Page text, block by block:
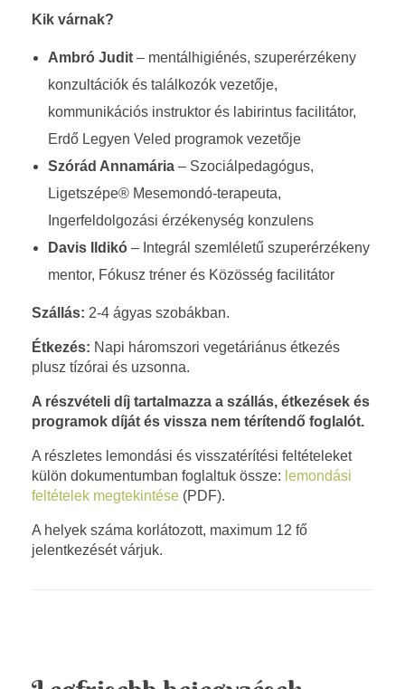
Kik várnak?
Ambró Judit– mentálhigiénés, szuperérzékeny
konzultációk és találkozók vezetője,
kommunikációs instruktor és labirintus facilitátor,
Erdő Legyen Veled programok vezetője
Szórád Annamária– Szociálpedagógus,
Ligetszépe® Mesemondó-terapeuta,
Ingerfeldolgozási érzékenység konzulens
Davis Ildikó– Integrál szemléletű szuperérzékeny
mentor, Fókusz tréner és Közösség facilitátor
Szállás: 2-4 ágyas szobákban.
Étkezés: Napi háromszori vegetáriánus étkezés
plusz tízórai és uzsonna.
A részvételi díj tartalmazza a szállás, étkezések és
programok díját és vissza nem térítendő foglalót.
A részletes lemondási és visszatérítési feltételeket
külön dokumentumban foglaltuk össze: lemondási
feltételek megtekintése (PDF).
A helyek száma korlátozott, maximum 12 fő
jelentkezését várjuk.